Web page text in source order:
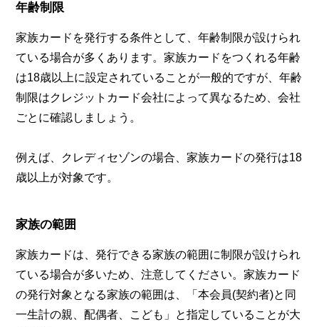
年齢制限
家族カードを発行する条件として、年齢制限が設けられ
ている場合が多くあります。家族カードをつくれる年齢
は18歳以上に設定されていることが一般的ですが、年齢
制限はクレジットカード会社によって異なるため、会社
ごとに確認しましょう。
例えば、クレディセゾンの場合、家族カードの発行は18
歳以上が対象です。
家族の範囲
家族カードは、発行できる家族の範囲に制限が設けられ
ている場合が多いため、注意してください。家族カード
の発行対象となる家族の範囲は、「本会員(契約者)と同
一生計の親、配偶者、こども」と指定していることが大